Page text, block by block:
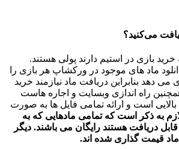
می‌کنید؟
خرید بازی در استیم دارند پولی هستند.
ماد های موجود در ورکشاپ هر بازی را
می دهد بنابراین دریافت ماد نیازمند خرید
راه اندازی وبسایت و اجاره هاست
بالایی است و ارائه تمامی فایل ها به صورت
به ذکر است که تمامی مادهایی که به
دریافت هستند رایگان می باشند. دیگر
ماد قیمت گذاری شده اند.